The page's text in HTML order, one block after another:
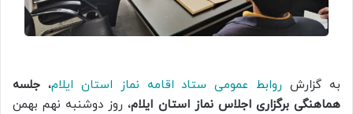
به گزارش روابط عمومی ستاد اقامه نماز استان ایلام، جلسه
هماهنگی برگزاری اجلاس نماز استان ایلام، روز دوشنبه نهم بهمن